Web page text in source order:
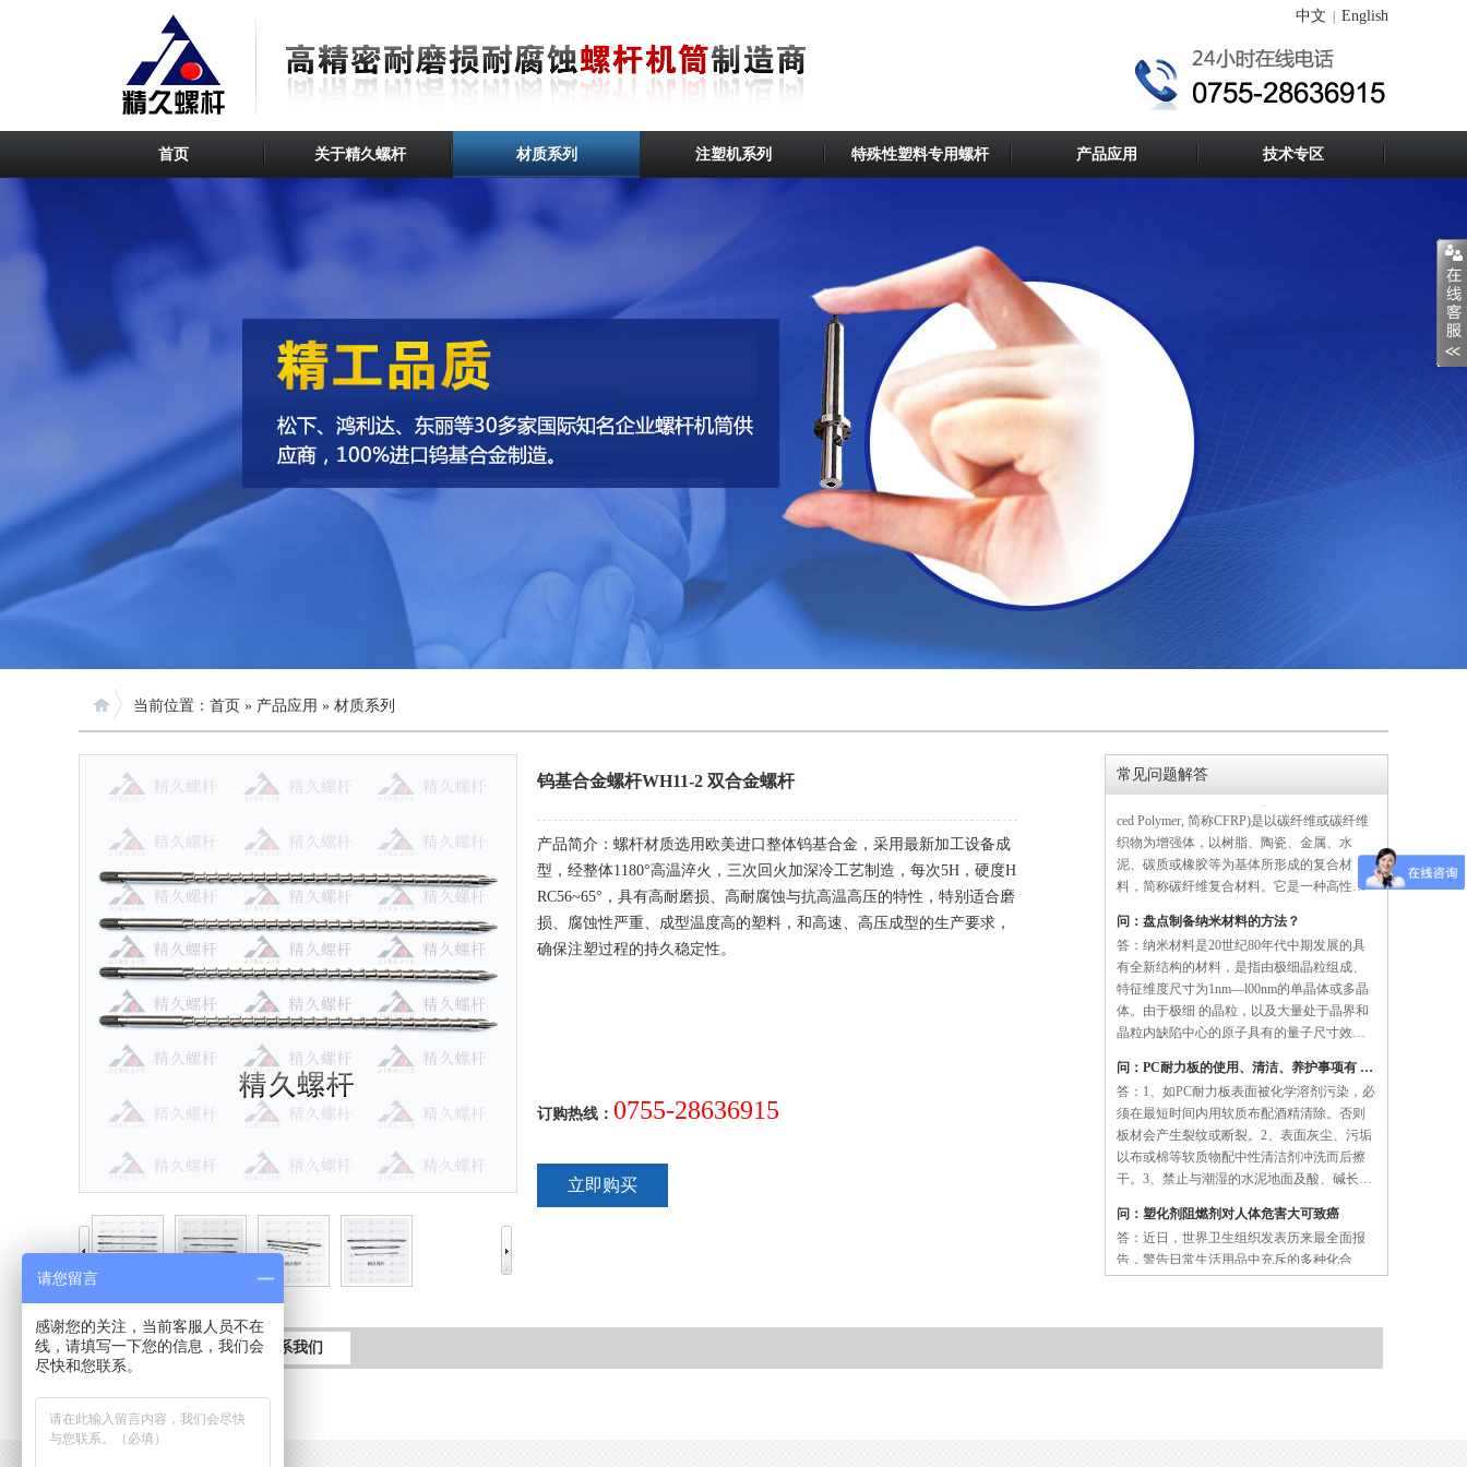
中文 English
首页 关于精久螺杆 材质系列 注塑机系列 特殊性塑料专用螺杆 产品应用 技术专区
当前位置： 首页 » 产品应用 » 材质系列
钨基合金螺杆WH11-2 双合金螺杆
产品简介：螺杆材质选用欧美进口整体钨基合金，采用最新加工设备成
型，经整体1180°高温淬火，三次回火加深冷工艺制造，每次5H，硬度H
RC56~65°，具有高耐磨损、高耐腐蚀与抗高温高压的特性，特别适合磨
损、腐蚀性严重、成型温度高的塑料，和高速、高压成型的生产要求，
确保注塑过程的持久稳定性。
订购热线： 0755-28636915
立即购买
常见问题解答
问：盘点制备纳米材料的方法？
应、小尺寸效应、表面效应和宏观量子隧道
效应等，纳米材料与相同成分的微米晶粒材
料相比，在催化、光学、磁性、力学等方面
具有许多……
答：1、如PC耐力板表面被化学溶剂污染，必
须在最短时间内用软质布配酒精清除。否则
板材会产生裂纹或断裂。2、表面灰尘、污垢
以布或棉等软质物配中性清洁剂冲洗而后擦
干。3、禁止与潮湿的水泥地面及酸、碱长时
间接触。4、裁切时用电动锯(碳化钨锯片)或
手工刀都可。裁切时最好不要先撕掉保护
膜。5、安装完后一星期内再撕去保护膜以防
止：①划……
问：塑化剂阻燃剂对人体危害大可致癌
答：近日，世界卫生组织发表历来最全面报
告，警告日常生活用品中充斥的多种化合
物，会伤害人类健康和繁衍。报告点名提
到，存在于塑料玩具、信用卡、太阳眼镜、
汽车表板等日常物品的塑化剂、双酚A和溴化
聚合物挤出。挤出机通过一个带有螺杆和螺
通过机筒一端的料斗进入……
问：碳纤维增强复合材料基础知识？
答：碳纤维增强复合材料(Carbon Fibre-reinfor
ced Polymer, 简称CFRP)是以碳纤维或碳纤维
织物为增强体，以树脂、陶瓷、金属、水
泥、碳质或橡胶等为基体所形成的复合材
料，简称碳纤维复合材料。它是一种高性能
纤维，在建筑结构中的使用量最大。在保护
气氛中的有机纤维在施加张力牵引下，经过
热处理碳化而成为……
答：纳米材料是20世纪80年代中期发展的具
有全新结构的材料，是指由极细晶粒组成、
特征维度尺寸为1nm—l00nm的单晶体或多晶
体。由于极细 的晶粒，以及大量处于晶界和
晶粒内缺陷中心的原子具有的量子尺寸效
应、小尺寸效应、表面效应和宏观量子隧道
效应等，纳米材料与相同成分的微米晶粒材
料相比，在催化、光学、磁性、力学等方面
具有许多……
答：1、如PC耐力板表面被化学溶剂污染，必
须在最短时间内用软质布配酒精清除。否则
板材会产生裂纹或断裂。2、表面灰尘、污垢
以布或棉等软质物配中性清洁剂冲洗而后擦
干。3、禁止与潮湿的水泥地面及酸、碱长时
间接触。4、裁切时用电动锯(碳化钨锯片)或
手工刀都可。裁切时最好不要先撕掉保护
膜。5、安装完后一星期内再撕去保护膜以防
止：①划……
答：近日，世界卫生组织发表历来最全面报
告，警告日常生活用品中充斥的多种化合
物，会伤害人类健康和繁衍。报告点名提
阻燃剂这3种“内分泌干扰素”，可能导致癌
答：挤出机的功能是采用加热、加压和剪切
产品详情 联系我们
请您留言
感谢您的关注，当前客服人员不在
线，请填写一下您的信息，我们会
尽快和您联系。